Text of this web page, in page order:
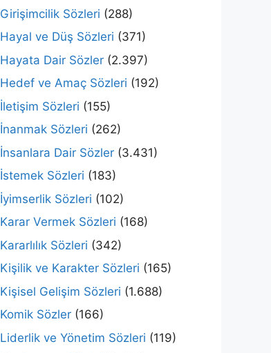
Girişimcilik Sözleri (288)
Hayal ve Düş Sözleri (371)
Hayata Dair Sözler (2.397)
Hedef ve Amaç Sözleri (192)
İletişim Sözleri (155)
İnanmak Sözleri (262)
İnsanlara Dair Sözler (3.431)
İstemek Sözleri (183)
İyimserlik Sözleri (102)
Karar Vermek Sözleri (168)
Kararlılık Sözleri (342)
Kişilik ve Karakter Sözleri (165)
Kişisel Gelişim Sözleri (1.688)
Komik Sözler (166)
Liderlik ve Yönetim Sözleri (119)